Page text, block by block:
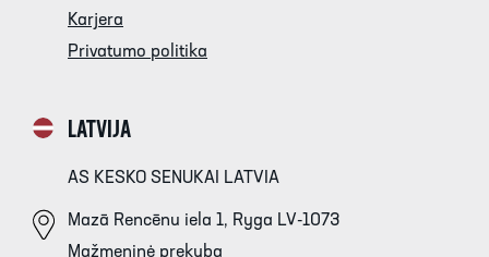
Karjera
Privatumo politika
LATVIJA
AS KESKO SENUKAI LATVIA
Mazā Rencēnu iela 1, Ryga LV-1073
Mažmeninė prekyba